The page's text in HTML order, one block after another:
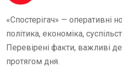
«Спостерігач» — оперативні
політика, економіка,
Перевірені факти, важливі
протягом дня.